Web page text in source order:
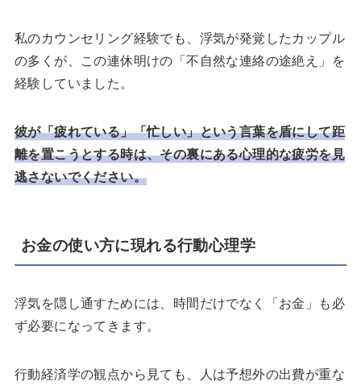
私のカウンセリング経験でも、浮気が発覚したカップル
の多くが、この連休明けの「不自然な連絡の途絶え」を
経験していました。
彼が「疲れている」「忙しい」という言葉を盾にして距
離を置こうとする時は、その裏にある心理的な疲労を見
逃さないでください。
お金の使い方に現れる行動心理学
浮気を隠し通すためには、時間だけでなく「お金」も必
ず必要になってきます。
行動経済学の観点から見ても、人は予想外の出費が重な